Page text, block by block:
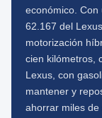
económico.
62.167 del
motorización
cien kilómetros,
Lexus, con
mantener y
ahorrar miles de